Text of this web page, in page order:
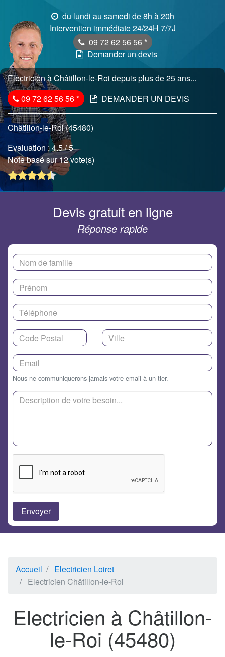
du lundi au samedi de 8h à 20h
Intervention immédiate 24/24H 7/7J
09 72 62 56 56 *
Demander un devis
Electricien à Châtillon-le-Roi depuis plus de 25 ans...
09 72 62 56 56* DEMANDER UN DEVIS
Châtillon-le-Roi (45480)
Evaluation :4.5/ 5
Note basé sur 12 vote(s)
Devis gratuit en ligne
Réponse rapide
Nous ne communiquerons jamais votre email à un tier.
Accueil
Electricien Loiret
Electricien Châtillon-le-Roi
Electricien à Châtillon-
le-Roi (45480)